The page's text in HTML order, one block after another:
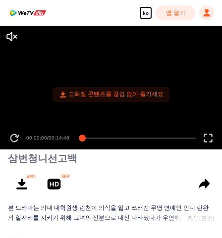
ko 앱 열기
고화질 콘텐츠를 끊김 없이 즐기세요
00:00:00/00:14:48
삼번청니선고백
본 드라마는 의대 대학원생 린천이 의식을 잃고 쓰러진 무명 연예인 언니 린완
의 일자리를 지키기 위해 그녀의 신분으로 대신 나타났다가 우연히 학창 시절
전부[모두]